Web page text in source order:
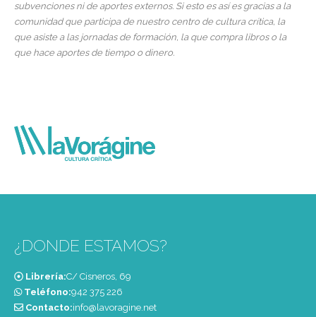
subvenciones ni de aportes externos. Si esto es así es gracias a la
comunidad que participa de nuestro centro de cultura crítica, la
que asiste a las jornadas de formación, la que compra libros o la
que hace aportes de tiempo o dinero.
¿DONDE ESTAMOS?
Librería:C/ Cisneros, 69
Teléfono:‭942 375 226‬
Contacto:info@lavoragine.net